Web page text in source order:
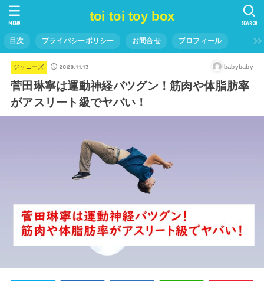
toi toi toy box
目次 プライバシーポリシー お問合せ プロフィール
SEARCH
MENU
ジャニーズ 2020.11.13 babybaby
菅田琳寧は運動神経バツグン！筋肉や体脂肪率
がアスリート級でヤバい！